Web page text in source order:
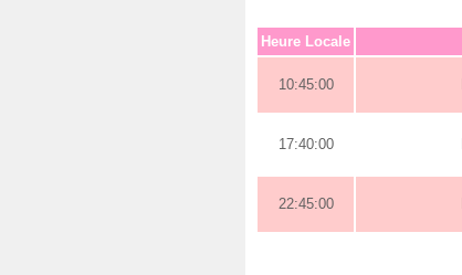
Heure Locale
10:45:00
17:40:00
22:45:00